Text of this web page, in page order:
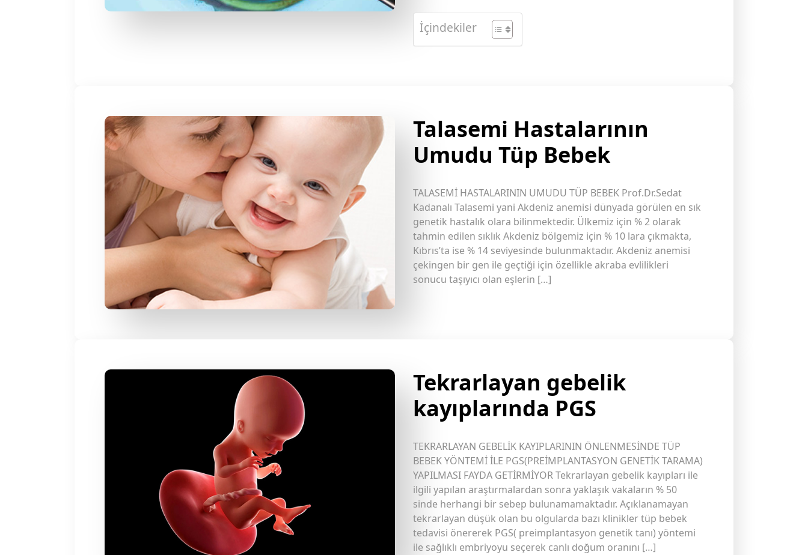
İçindekiler
Talasemi Hastalarının
Umudu Tüp Bebek
TALASEMİ HASTALARININ UMUDU TÜP BEBEK Prof.Dr.Sedat
Kadanalı Talasemi yani Akdeniz anemisi dünyada görülen en sık
genetik hastalık olara bilinmektedir. Ülkemiz için % 2 olarak
tahmin edilen sıklık Akdeniz bölgemiz için % 10 lara çıkmakta,
Kıbrıs’ta ise % 14 seviyesinde bulunmaktadır. Akdeniz anemisi
çekingen bir gen ile geçtiği için özellikle akraba evlilikleri
sonucu taşıyıcı olan eşlerin […]
Tekrarlayan gebelik
kayıplarında PGS
TEKRARLAYAN GEBELİK KAYIPLARININ ÖNLENMESİNDE TÜP
BEBEK YÖNTEMİ İLE PGS(PREİMPLANTASYON GENETİK TARAMA)
YAPILMASI FAYDA GETİRMİYOR Tekrarlayan gebelik kayıpları ile
ilgili yapılan araştırmalardan sonra yaklaşık vakaların % 50
sinde herhangi bir sebep bulunamamaktadır. Açıklanamayan
tekrarlayan düşük olan bu olgularda bazı klinikler tüp bebek
tedavisi önererek PGS( preimplantasyon genetik tanı) yöntemi
ile sağlıklı embriyoyu seçerek canlı doğum oranını […]